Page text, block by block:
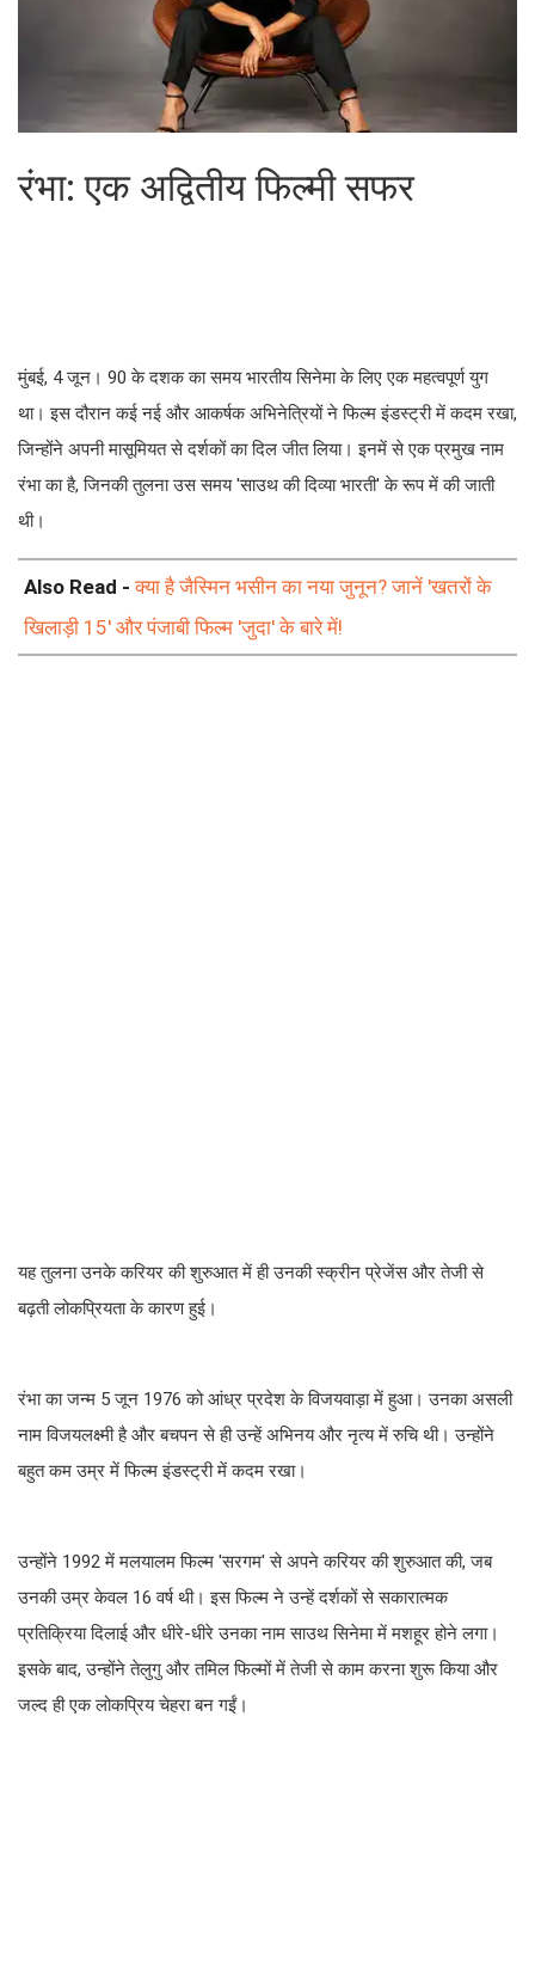
रंभा: एक अद्वितीय फिल्मी सफर
मुंबई, 4 जून। 90 के दशक का समय भारतीय सिनेमा के लिए एक महत्वपूर्ण युग
था। इस दौरान कई नई और आकर्षक अभिनेत्रियों ने फिल्म इंडस्ट्री में कदम रखा,
जिन्होंने अपनी मासूमियत से दर्शकों का दिल जीत लिया। इनमें से एक प्रमुख नाम
रंभा का है, जिनकी तुलना उस समय 'साउथ की दिव्या भारती' के रूप में की जाती
थी।
Also Read -क्या है जैस्मिन भसीन का नया जुनून? जानें 'खतरों के
खिलाड़ी 15' और पंजाबी फिल्म 'जुदा' के बारे में!
यह तुलना उनके करियर की शुरुआत में ही उनकी स्क्रीन प्रेजेंस और तेजी से
बढ़ती लोकप्रियता के कारण हुई।
रंभा का जन्म 5 जून 1976 को आंध्र प्रदेश के विजयवाड़ा में हुआ। उनका असली
नाम विजयलक्ष्मी है और बचपन से ही उन्हें अभिनय और नृत्य में रुचि थी। उन्होंने
बहुत कम उम्र में फिल्म इंडस्ट्री में कदम रखा।
उन्होंने 1992 में मलयालम फिल्म 'सरगम' से अपने करियर की शुरुआत की, जब
उनकी उम्र केवल 16 वर्ष थी। इस फिल्म ने उन्हें दर्शकों से सकारात्मक
प्रतिक्रिया दिलाई और धीरे-धीरे उनका नाम साउथ सिनेमा में मशहूर होने लगा।
इसके बाद, उन्होंने तेलुगु और तमिल फिल्मों में तेजी से काम करना शुरू किया और
जल्द ही एक लोकप्रिय चेहरा बन गईं।